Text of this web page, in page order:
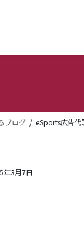
ブログ eSports広告代
年3月7日